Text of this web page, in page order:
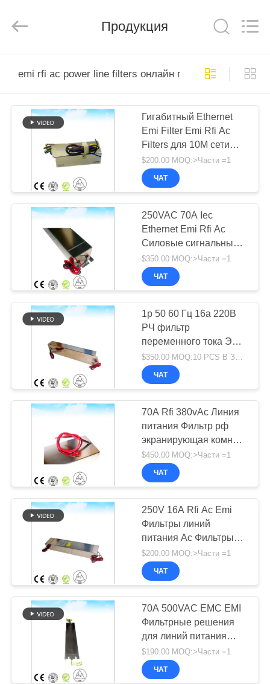
ПРОДУКТЫ
ЭКСКУРСИЯ
ФАБРИКЕ
КОНТРОЛЬ
КАЧЕСТВА
НОВОСТИ
КАРТА
САЙТА
PRIVACY
POLICY
한국
Polski
хороший
качество
радиочастотного
экранирования
Changzhou
Продукция
emi rfi ac power line filters онлайн производство
Гигабитный Ethernet
Emi Filter Emi Rfi Ac
Filters для 10M сети
высококачественный
RF защищенный зал
$200.00 MOQ:>Части =1
ЧАТ
250VAC 70A Iec
Ethernet Emi Rfi Ac
Силовые сигнальные
линейные фильтры
однофазные для
радио-рф
комнаты emc
анехоической камеры
$350.00 MOQ:>Части =1
ЧАТ
1p 50 60 Гц 16а 220В
РЧ фильтр
переменного тока ЭМС
фильтр постоянного
тока РЧ экранирующая
комната безэховая
ЧАТ
70A Rfi 380vAc Линия
питания Фильтр рф
экранирующая комната
эмк камера эмк
анехоическая камера
$450.00 MOQ:>Части =1
ЧАТ
250V 16A Rfi Ac Emi
Фильтры линий
питания Ac Фильтры
напряжения Emi Emc
Фильтры
$200.00 MOQ:>Части =1
ЧАТ
70A 500VAC EMC EMI
Фильтрные решения
для линий питания
Электрическое
подавление шума
высокое качество
$190.00 MOQ:>Части =1
ЧАТ